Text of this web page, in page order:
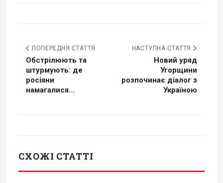
ПОПЕРЕДНЯ СТАТТЯ
Обстрілюють та
штурмують: де
росіяни
намагалися...
НАСТУПНА СТАТТЯ
Новий уряд
Угорщини
розпочинає діалог з
Україною
СХОЖІ СТАТТІ